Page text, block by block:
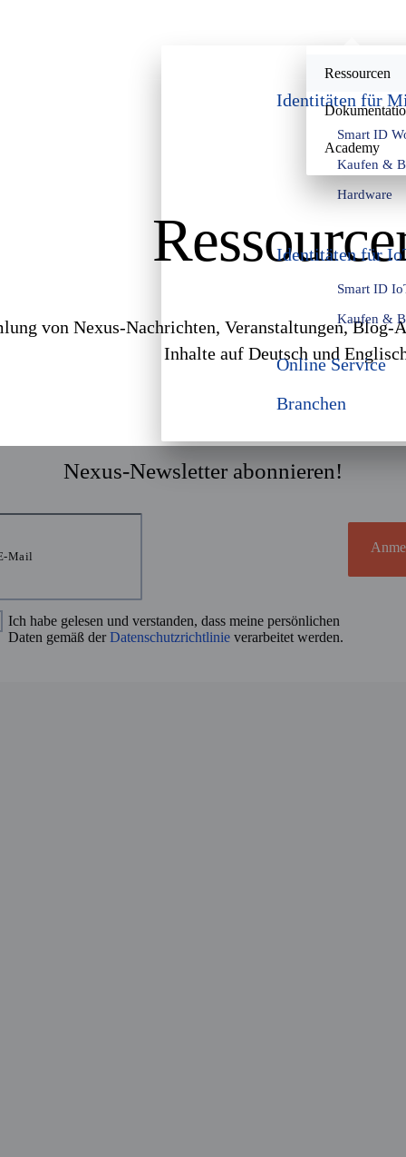
Identitäten für
Smart ID
Kaufen &
Hardware
Identitäten für
Smart ID
Kaufen &
Online Service
Branchen
Ressourcen
Academy
von Nexus-Nachrichten, Veranstaltungen,
Inhalte auf Deutsch und
Nexus-Newsletter abonnieren!
Ich habe gelesen und verstanden, dass meine persönlichen
Daten gemäß derDatenschutzrichtlinie verarbeitet werden.